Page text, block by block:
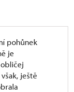
pohůnek
je
ještě